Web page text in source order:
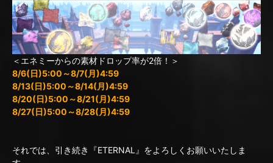
＜エネミーからの素材ドロップ率が2倍！＞
8/6(日)5:00～8/7(月)4:59
8/13(日)5:00～8/14(月)4:59
8/20(日)5:00～8/21(月)4:59
8/27(日)5:00～8/28(月)4:59
それでは、引き続き『ETERNAL』をよろしくお願いいたしま